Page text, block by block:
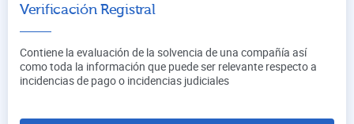
Verificación Registral
Contiene la evaluación de la solvencia de una compañía así
como toda la información que puede ser relevante respecto a
incidencias de pago o incidencias judiciales